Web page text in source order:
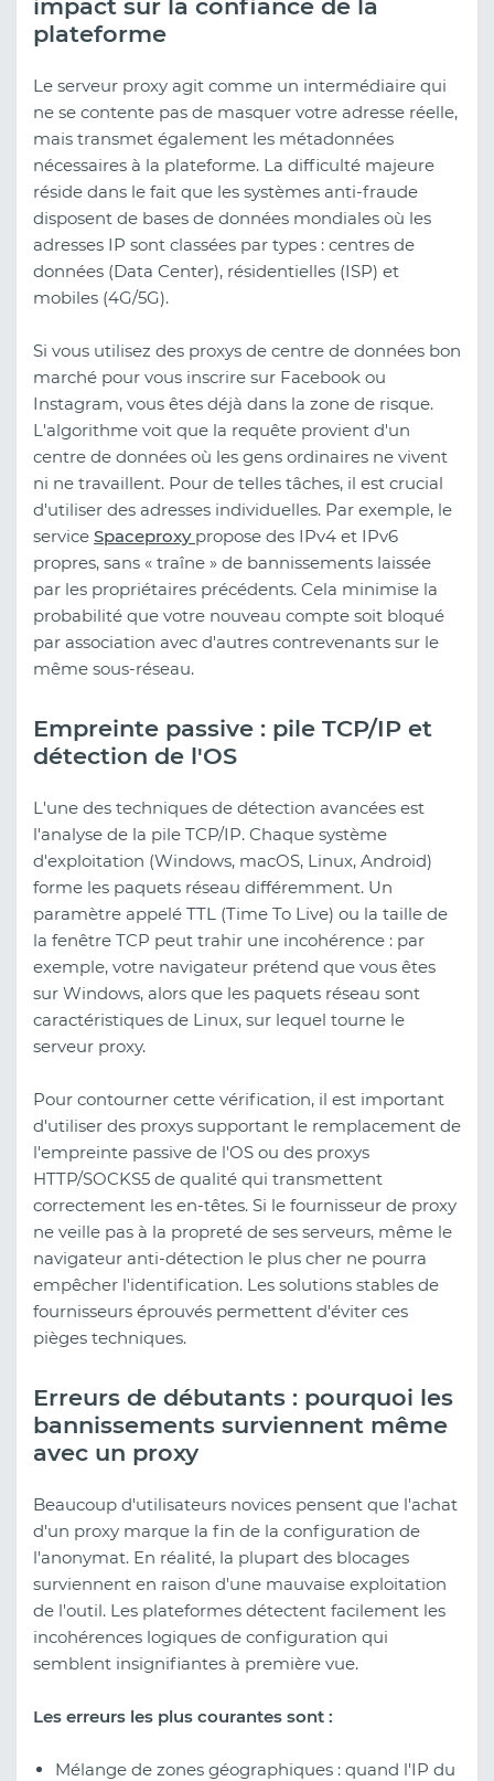
impact sur la confiance de la
plateforme
Le serveur proxy agit comme un intermédiaire qui
ne se contente pas de masquer votre adresse réelle,
mais transmet également les métadonnées
nécessaires à la plateforme. La difficulté majeure
réside dans le fait que les systèmes anti-fraude
disposent de bases de données mondiales où les
adresses IP sont classées par types : centres de
données (Data Center), résidentielles (ISP) et
mobiles (4G/5G).
Si vous utilisez des proxys de centre de données bon
marché pour vous inscrire sur Facebook ou
Instagram, vous êtes déjà dans la zone de risque.
L'algorithme voit que la requête provient d'un
centre de données où les gens ordinaires ne vivent
ni ne travaillent. Pour de telles tâches, il est crucial
d'utiliser des adresses individuelles. Par exemple, le
service Spaceproxy propose des IPv4 et IPv6
propres, sans « traîne » de bannissements laissée
par les propriétaires précédents. Cela minimise la
probabilité que votre nouveau compte soit bloqué
par association avec d'autres contrevenants sur le
même sous-réseau.
Empreinte passive : pile TCP/IP et
détection de l'OS
L'une des techniques de détection avancées est
l'analyse de la pile TCP/IP. Chaque système
d'exploitation (Windows, macOS, Linux, Android)
forme les paquets réseau différemment. Un
paramètre appelé TTL (Time To Live) ou la taille de
la fenêtre TCP peut trahir une incohérence : par
exemple, votre navigateur prétend que vous êtes
sur Windows, alors que les paquets réseau sont
caractéristiques de Linux, sur lequel tourne le
serveur proxy.
Pour contourner cette vérification, il est important
d'utiliser des proxys supportant le remplacement de
l'empreinte passive de l'OS ou des proxys
HTTP/SOCKS5 de qualité qui transmettent
correctement les en-têtes. Si le fournisseur de proxy
ne veille pas à la propreté de ses serveurs, même le
navigateur anti-détection le plus cher ne pourra
empêcher l'identification. Les solutions stables de
fournisseurs éprouvés permettent d'éviter ces
pièges techniques.
Erreurs de débutants : pourquoi les
bannissements surviennent même
avec un proxy
Beaucoup d'utilisateurs novices pensent que l'achat
d'un proxy marque la fin de la configuration de
l'anonymat. En réalité, la plupart des blocages
surviennent en raison d'une mauvaise exploitation
de l'outil. Les plateformes détectent facilement les
incohérences logiques de configuration qui
semblent insignifiantes à première vue.
Les erreurs les plus courantes sont :
Mélange de zones géographiques : quand l'IP du